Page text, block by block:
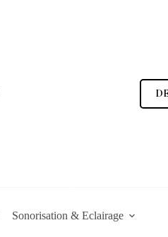
Sonorisation & Eclairage